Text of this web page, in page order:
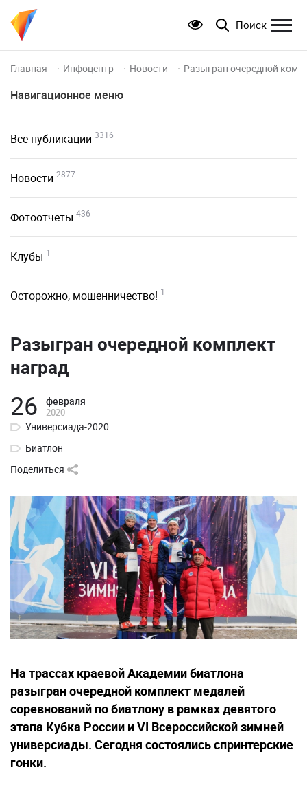
Поиск
Главная Инфоцентр Новости Разыгран очередной
Навигационное меню
Все публикации 3316
Новости 2877
Фотоотчеты 436
Клубы 1
Осторожно, мошенничество! 1
Разыгран очередной комплект
наград
26 февраля
2020
Универсиада-2020
Биатлон
Поделиться
На трассах краевой Академии биатлона
разыгран очередной комплект медалей
соревнований по биатлону в рамках девятого
этапа Кубка России и VI Всероссийской зимней
универсиады. Сегодня состоялись спринтерские
гонки.